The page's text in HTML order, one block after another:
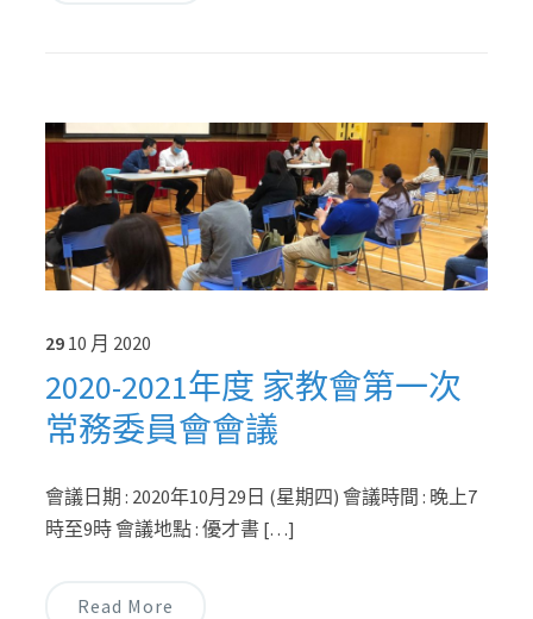
29 10 月 2020
2020-2021年度 家教會第一次
常務委員會會議
會議日期 : 2020年10月29日 (星期四) 會議時間 : 晚上7
時至9時 會議地點 : 優才書 […]
Read More